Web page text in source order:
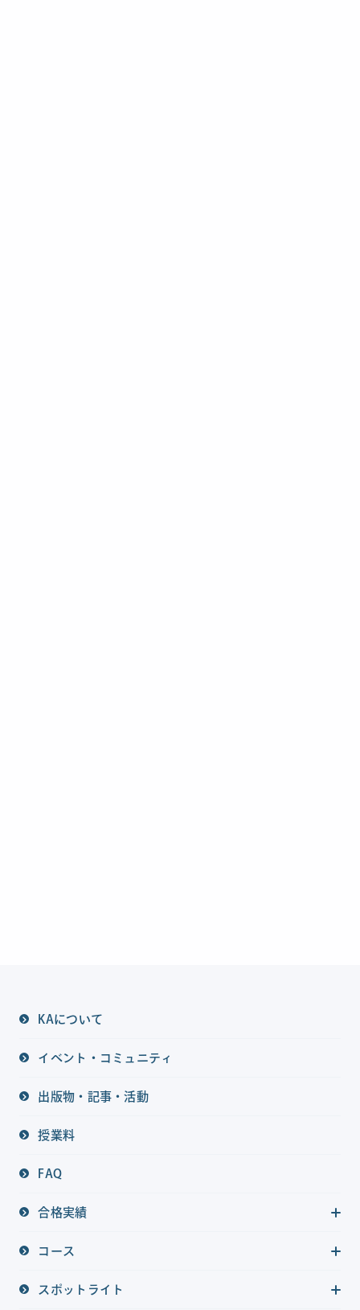
KAについて
イベント・コミュニティ
出版物・記事・活動
授業料
FAQ
合格実績
コース
スポットライト